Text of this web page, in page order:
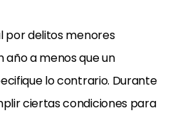
por delitos menores
a menos que un
lo contrario. Durante
ciertas condiciones para